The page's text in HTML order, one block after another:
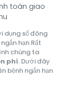
toán giao
dụng số đông
hạn Rất
chúng ta
phí. Dưới đây
bệnh ngắn hạn